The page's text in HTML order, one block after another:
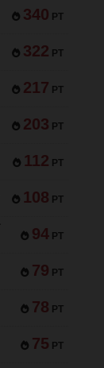
340 PT
322 PT
217 PT
203 PT
112 PT
108 PT
94 PT
79 PT
78 PT
75 PT